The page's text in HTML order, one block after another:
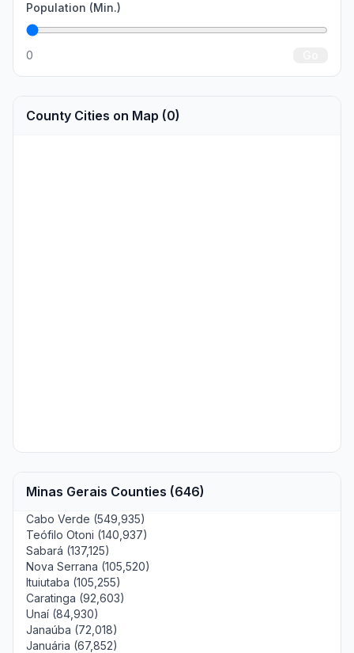
Population (Min.)
0
County Cities on Map (0)
Minas Gerais Counties (646)
Cabo Verde (549,935)
Teófilo Otoni (140,937)
Sabará (137,125)
Nova Serrana (105,520)
Ituiutaba (105,255)
Caratinga (92,603)
Unaí (84,930)
Janaúba (72,018)
Januária (67,852)